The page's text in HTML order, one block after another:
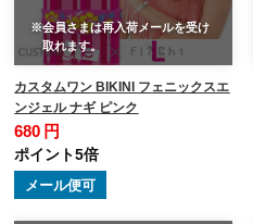
※会員さまは再入荷メールを受け
取れます。
カスタムワン BIKINI フェニックスエ
ンジェル ナギ ピンク
680 円
ポイント5倍
メール便可